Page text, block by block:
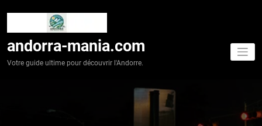
andorra-mania.com
Votre guide ultime pour découvrir l'Andorre.